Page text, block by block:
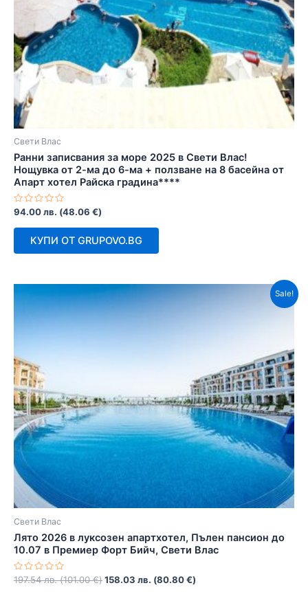
Свети Влас
Ранни записвания за море 2025 в Свети Влас!
Нощувка от 2-ма до 6-ма + ползване на 8 басейна от
Апарт хотел Райска градина****
Оценено
0
94.00лв. (48.06 €)
КУПИ ОТ GRUPOVO.BG
Sale!
Свети Влас
Лято 2026 в луксозен апартхотел, Пълен пансион до
10.07 в Премиер Форт Бийч, Свети Влас
Оценено
197.54лв. (101.00€)158.03 лв. (80.80€)